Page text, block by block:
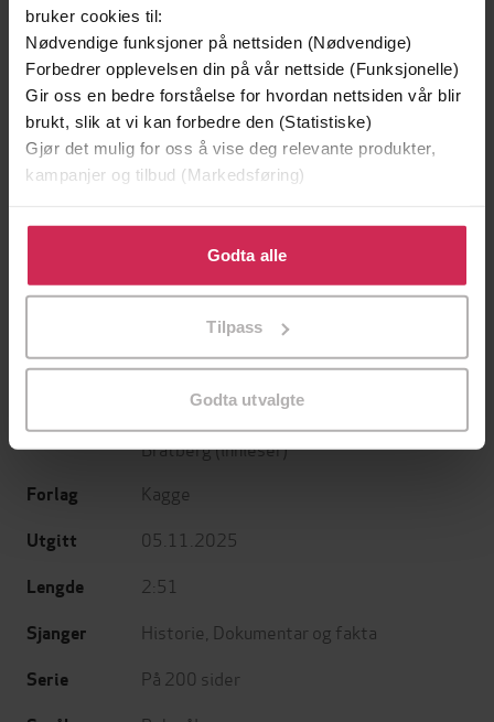
bruker cookies til:
Nødvendige funksjoner på nettsiden (Nødvendige)
Forbedrer opplevelsen din på vår nettside (Funksjonelle)
Gir oss en bedre forståelse for hvordan nettsiden vår blir
brukt, slik at vi kan forbedre den (Statistiske)
Gjør det mulig for oss å vise deg relevante produkter,
kampanjer og tilbud (Markedsføring)
Klikk på «Godta alle» for å gi oss ditt samtykke til å
bruke cookies for alle disse formålene. Du kan også
tilpasse ditt samtykke til spesifikke formål ved å klikke
Godta alle
Tilpass
Godta utvalgte
299,-
Jo Nesbø
Erika Fatland
Undertittel landet som ble verdensmakt
Forfattere
Bratberg(innleser)
Forlag Kagge
Utgitt 05.11.2025
Lengde 2:51
Sjanger Historie Dokumentar og fakta
Serie På 200 sider